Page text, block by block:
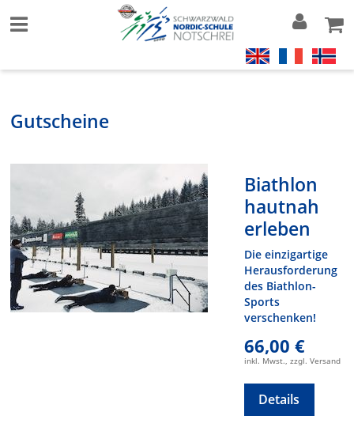
Gutscheine
Biathlon
hautnah
erleben
Die einzigartige
Herausforderung
des Biathlon-
Sports
verschenken!
66,00 €
inkl. Mwst., zzgl. Versand
Details